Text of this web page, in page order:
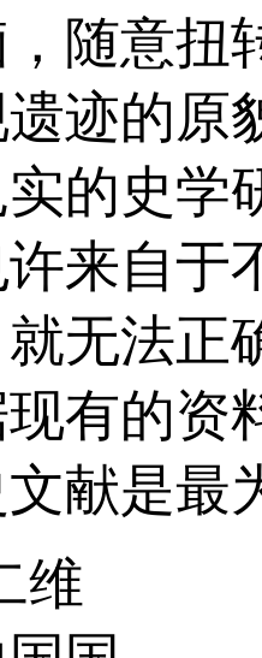
随意扭
迹的原
的史学
来自于
无法正
有的资
献是最